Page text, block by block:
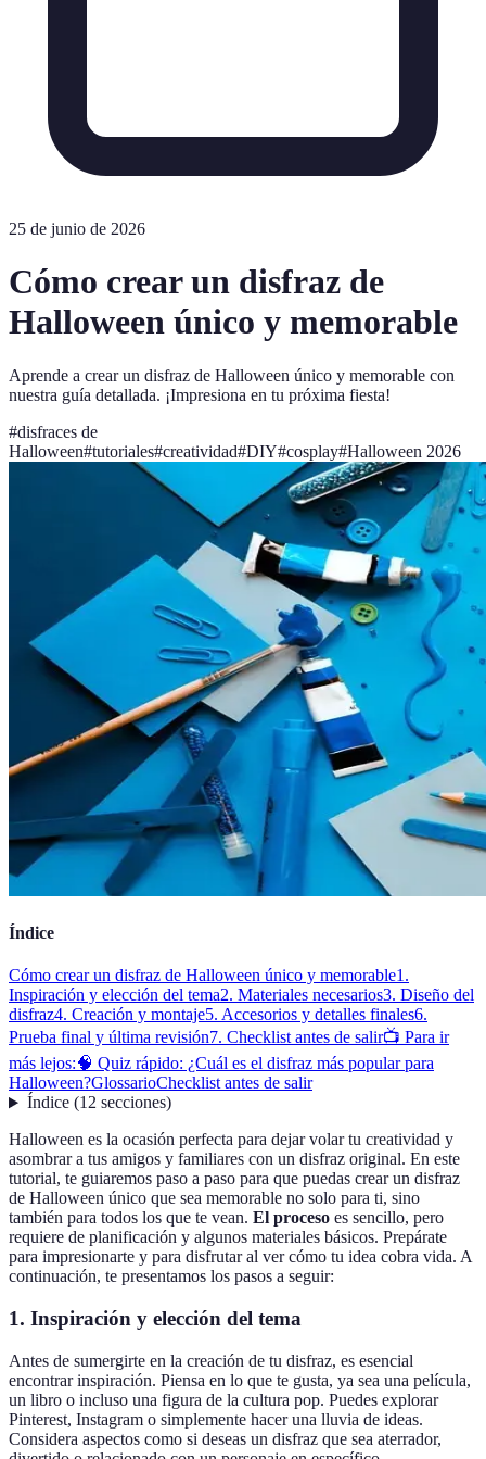
25 de junio de 2026
Cómo crear un disfraz de
Halloween único y memorable
Aprende a crear un disfraz de Halloween único y memorable con
nuestra guía detallada. ¡Impresiona en tu próxima fiesta!
#disfraces de
Halloween#tutoriales#creatividad#DIY#cosplay#Halloween 2026
Índice
Cómo crear un disfraz de Halloween único y memorable1.
Inspiración y elección del tema2. Materiales necesarios3. Diseño del
disfraz4. Creación y montaje5. Accesorios y detalles finales6.
Prueba final y última revisión7. Checklist antes de salir📺 Para ir
más lejos:🧠 Quiz rápido: ¿Cuál es el disfraz más popular para
Halloween?GlossarioChecklist antes de salir
Índice(12 secciones)
Halloween es la ocasión perfecta para dejar volar tu creatividad y
asombrar a tus amigos y familiares con un disfraz original. En este
tutorial, te guiaremos paso a paso para que puedas crear un disfraz
de Halloween único que sea memorable no solo para ti, sino
también para todos los que te vean. El proceso es sencillo, pero
requiere de planificación y algunos materiales básicos. Prepárate
para impresionarte y para disfrutar al ver cómo tu idea cobra vida. A
continuación, te presentamos los pasos a seguir:
1. Inspiración y elección del tema
Antes de sumergirte en la creación de tu disfraz, es esencial
encontrar inspiración. Piensa en lo que te gusta, ya sea una película,
un libro o incluso una figura de la cultura pop. Puedes explorar
Pinterest, Instagram o simplemente hacer una lluvia de ideas.
Considera aspectos como si deseas un disfraz que sea aterrador,